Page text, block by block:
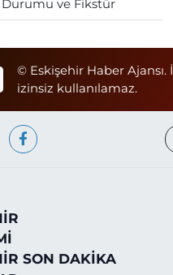
ve Fikstür
© Eskişehir Haber
izinsiz kullanılamaz.
SON DAKİKA